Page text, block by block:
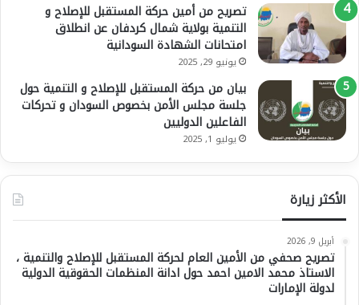
تصريح من أمين حركة المستقبل للإصلاح و
التنمية بولاية شمال كردفان عن انطلاق
امتحانات الشهادة السودانية
يونيو 29, 2025
بيان من حركة المستقبل للإصلاح و التنمية حول
جلسة مجلس الأمن بخصوص السودان و تحركات
الفاعلين الدوليين
يوليو 1, 2025
الأكثر زيارة
أبريل 9, 2026
تصريح صحفي من الأمين العام لحركة المستقبل للإصلاح والتنمية ،
الاستاذ محمد الامين احمد حول ادانة المنظمات الحقوقية الدولية
لدولة الإمارات